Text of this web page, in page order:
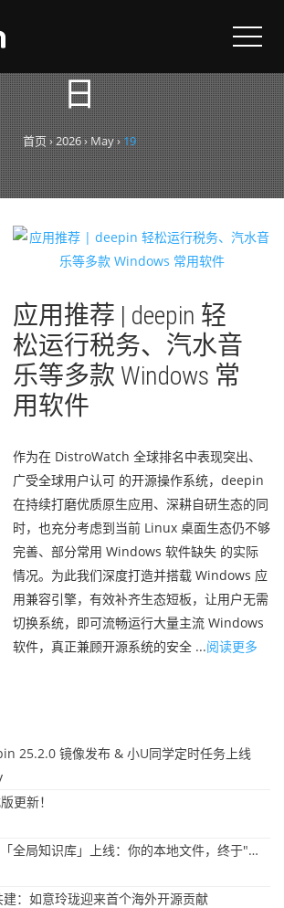
：
2026年5月19
日
首页 ›2026›May›19
应用推荐 | deepin 轻
松运行税务、汽水音
乐等多款 Windows 常
用软件
作为在 DistroWatch 全球排名中表现突出、
广受全球用户认可 的开源操作系统，deepin
在持续打磨优质原生应用、深耕自研生态的同
时，也充分考虑到当前 Linux 桌面生态仍不够
完善、部分常用 Windows 软件缺失 的实际
情况。为此我们深度打造并搭载 Windows 应
用兼容引擎，有效补齐生态短板，让用户无需
切换系统，即可流畅运行大量主流 Windows
软件，真正兼顾开源系统的安全 ...阅读更多
25.2.0 镜像发布 & 小U同学定时任务上线
更新！
重磅更新！小U同学「全局知识库」上线：你的本地文件，终于"活"起来了
建：如意玲珑迎来首个海外开源贡献